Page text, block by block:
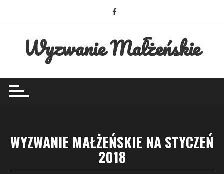
Wyzwanie Małżeńskie
WYZWANIE MAŁŻEŃSKIE NA STYCZEŃ
2018